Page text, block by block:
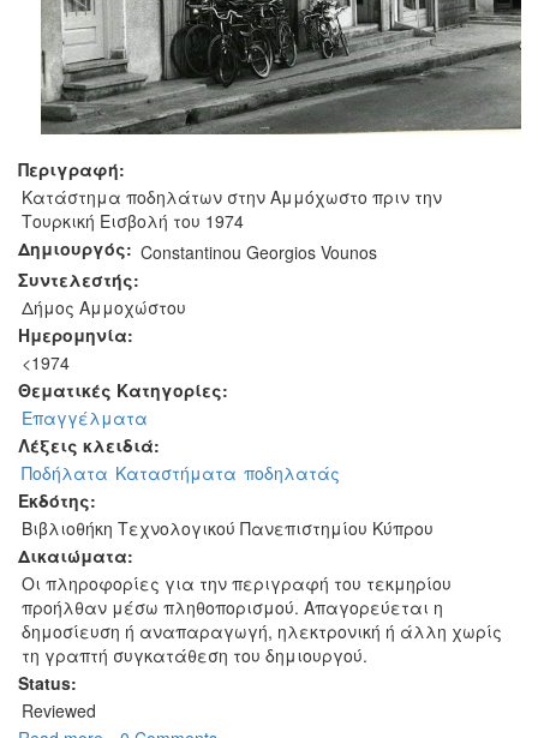
Περιγραφή:
Κατάστημα ποδηλάτων στην Αμμόχωστο πριν την
Τουρκική Εισβολή του 1974
Δημιουργός: Constantinou Georgios Vounos
Συντελεστής:
Δήμος Αμμοχώστου
Ημερομηνία:
<1974
Θεματικές Κατηγορίες:
Επαγγέλματα
Λέξεις κλειδιά:
Ποδήλατα Καταστήματα ποδηλατάς
Εκδότης:
Βιβλιοθήκη Τεχνολογικού Πανεπιστημίου Κύπρου
Δικαιώματα:
Οι πληροφορίες για την περιγραφή του τεκμηρίου
προήλθαν μέσω πληθοπορισμού. Απαγορεύεται η
δημοσίευση ή αναπαραγωγή, ηλεκτρονική ή άλλη χωρίς
τη γραπτή συγκατάθεση του δημιουργού.
Status:
Reviewed